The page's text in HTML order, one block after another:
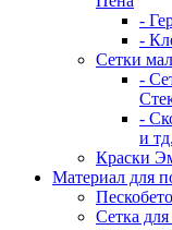
-
-
Сетки
-
-
и тд.
Краски
Материал для
Сетка